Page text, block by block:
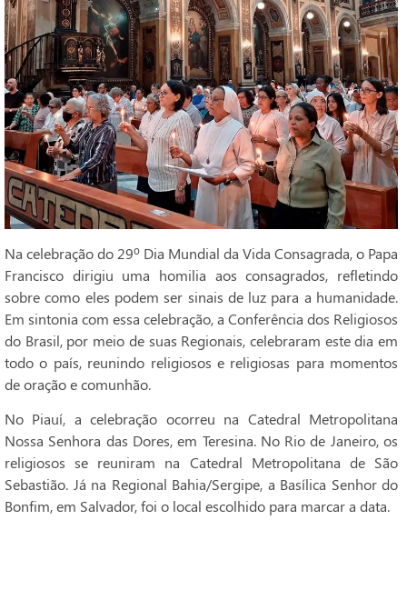
Na celebração do 29º Dia Mundial da Vida Consagrada, o Papa
Francisco dirigiu uma homilia aos consagrados, refletindo
sobre como eles podem ser sinais de luz para a humanidade.
Em sintonia com essa celebração, a Conferência dos Religiosos
do Brasil, por meio de suas Regionais, celebraram este dia em
todo o país, reunindo religiosos e religiosas para momentos
de oração e comunhão.
No Piauí, a celebração ocorreu na Catedral Metropolitana
Nossa Senhora das Dores, em Teresina. No Rio de Janeiro, os
religiosos se reuniram na Catedral Metropolitana de São
Sebastião. Já na Regional Bahia/Sergipe, a Basílica Senhor do
Bonfim, em Salvador, foi o local escolhido para marcar a data.